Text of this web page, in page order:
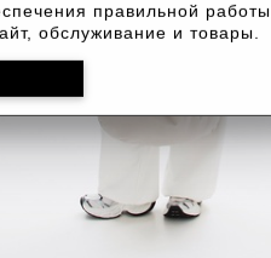
правильной работы
обслуживание и товары.